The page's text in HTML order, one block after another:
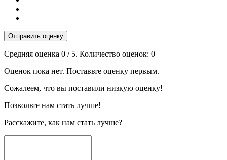
Отправить оценку
Средняя оценка 0 / 5. Количество оценок: 0
Оценок пока нет. Поставьте оценку первым.
Сожалеем, что вы поставили низкую оценку!
Позвольте нам стать лучше!
Расскажите, как нам стать лучше?